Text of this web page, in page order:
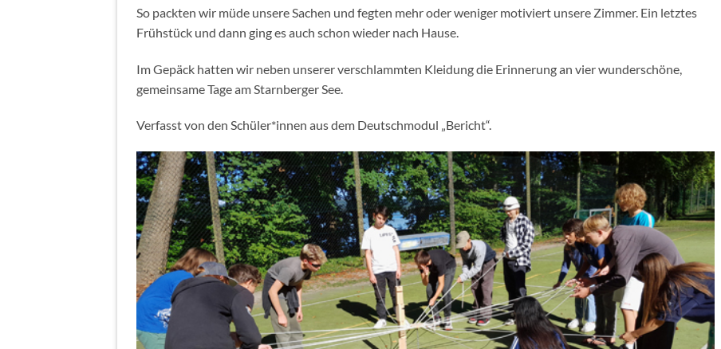
So packten wir müde unsere Sachen und fegten mehr oder weniger motiviert unsere Zimmer. Ein letztes
Frühstück und dann ging es auch schon wieder nach Hause.
Im Gepäck hatten wir neben unserer verschlammten Kleidung die Erinnerung an vier wunderschöne,
gemeinsame Tage am Starnberger See.
Verfasst von den Schüler*innen aus dem Deutschmodul „Bericht“.